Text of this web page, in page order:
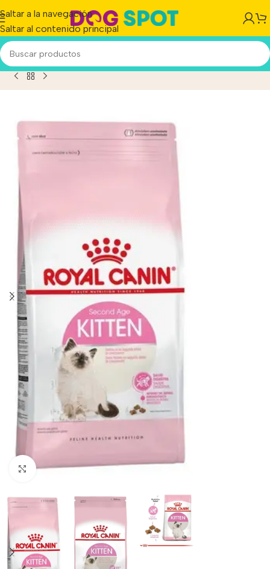
Saltar a la navegación
Saltar al contenido principal
Gato De Temprana Edad Sabor Mix En Bolsa De 1.5 kg
Haga clic para ampliar